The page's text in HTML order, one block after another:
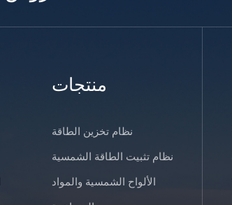
منتجات
نظام تخزين الطاقة
نظام تثبيت الطاقة الشمسية
الألواح الشمسية والمواد